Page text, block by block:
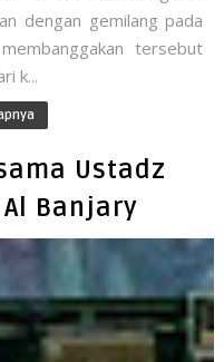
dengan gemilang pada
tersebut
k...
Ustadz
Banjary